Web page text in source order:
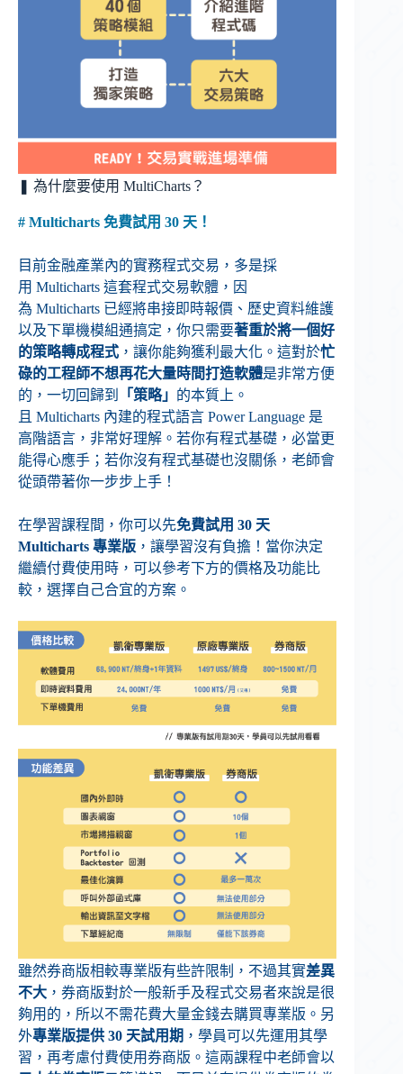
❚ 為什麼要使用 MultiCharts？
# Multicharts 免費試用 30 天！
目前金融產業內的實務程式交易，多是採
用 Multicharts 這套程式交易軟體，因
為 Multicharts 已經將串接即時報價、歷史資料維護
以及下單機模組通搞定，你只需要著重於將一個好
的策略轉成程式 ，讓你能夠獲利最大化。這對於忙
碌的工程師不想再花大量時間打造軟體是非常方便
的，一切回歸到
「策略」 的本質上。
且 Multicharts 內建的程式語言 Power Language 是
高階語言，非常好理解。若你有程式基礎，必當更
能得心應手；若你沒有程式基礎也沒關係，老師會
從頭帶著你一步步上手！
在學習課程間，你可以先免費試用 30 天
Multicharts 專業版 ，讓學習沒有負擔！當你決定
繼續付費使用時，可以參考下方的價格及功能比
較，選擇自己合宜的方案。
雖然券商版相較專業版有些許限制，不過其實差異
不大 ，券商版對於一般新手及程式交易者來說是很
夠用的，所以不需花費大量金錢去購買專業版。另
外專業版提供 30 天試用期 ，學員可以先運用其學
習，再考慮付費使用券商版。這兩課程中老師會以